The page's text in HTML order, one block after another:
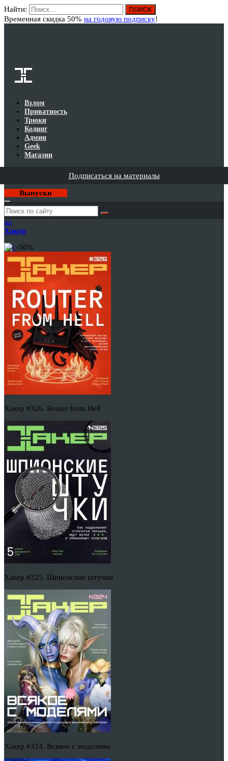
Найти:
Временная скидка 50% на годовую подписку!
Взлом
Приватность
Трюки
Кодинг
Админ
Geek
Магазин
Подписаться на материалы
Выпуски
Годовая
подписка
на
Хакер
-50%
Хакер #326. Router from Hell
Хакер #325. Шпионские штучки
Хакер #324. Всякое с моделями